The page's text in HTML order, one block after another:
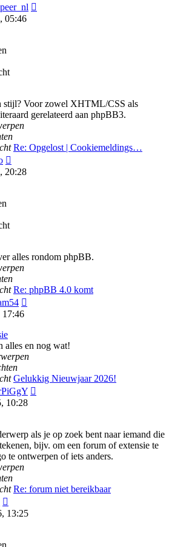
05:46
stijl? Voor zowel XHTML/CSS als
gerelateerd aan phpBB3.
Re: Opgelost | Cookiemeldings…
laatste
20:28
alles rondom phpBB.
Re: phpBB 4.0 komt
17:46
alles en nog wat!
Gelukkig Nieuwjaar 2026!
10:28
als je op zoek bent naar iemand die
bijv. om een forum of extensie te
te ontwerpen of iets anders.
Re: forum niet bereikbaar
laatste
13:25